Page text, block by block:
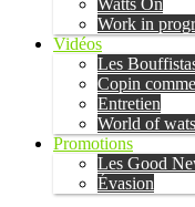
Watts On
Work in
Vidéos
Les
Copin
Entretien
World of
Promotions
Les Good
Évasion